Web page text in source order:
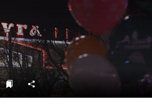
и бизнес